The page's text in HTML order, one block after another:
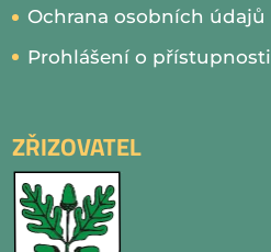
Ochrana osobních údajů
Prohlášení o přístupnosti
ZŘIZOVATEL